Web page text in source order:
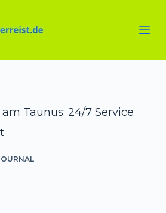
Taunus: 24/7 Service